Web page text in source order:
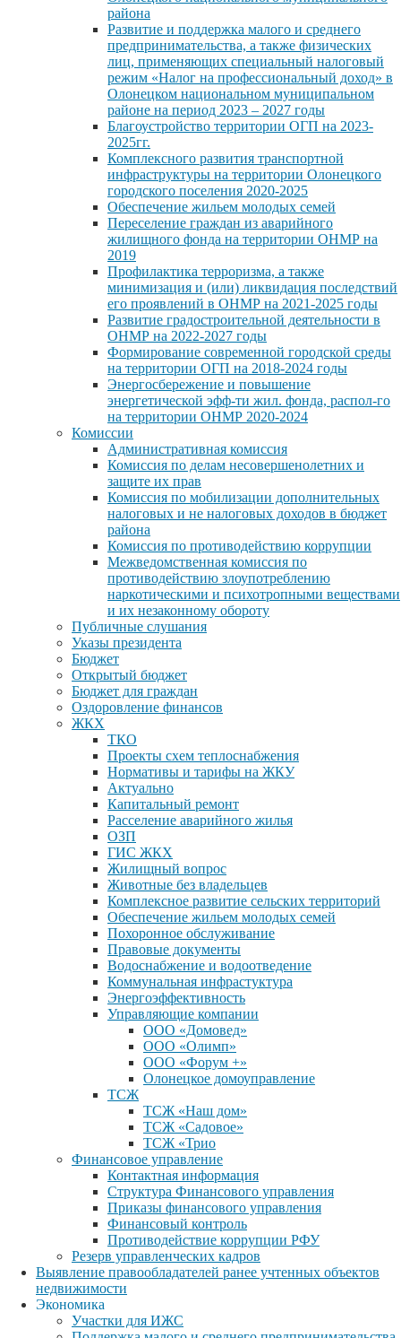
района
Развитие и поддержка малого и среднего
предпринимательства, а также физических
лиц, применяющих специальный налоговый
режим «Налог на профессиональный доход» в
Олонецком национальном муниципальном
районе на период 2023 – 2027 годы
Благоустройство территории ОГП на 2023-
2025гг.
Комплексного развития транспортной
инфраструктуры на территории Олонецкого
городского поселения 2020-2025
Обеспечение жильем молодых семей
Переселение граждан из аварийного
жилищного фонда на территории ОНМР на
2019
Профилактика терроризма, а также
минимизация и (или) ликвидация последствий
его проявлений в ОНМР на 2021-2025 годы
Развитие градостроительной деятельности в
ОНМР на 2022-2027 годы
Формирование современной городской среды
на территории ОГП на 2018-2024 годы
Энергосбережение и повышение
энергетической эфф-ти жил. фонда, распол-го
на территории ОНМР 2020-2024
Комиссии
Административная комиссия
Комиссия по делам несовершенолетних и
защите их прав
Комиссия по мобилизации дополнительных
налоговых и не налоговых доходов в бюджет
района
Комиссия по противодействию коррупции
Межведомственная комиссия по
противодействию злоупотреблению
наркотическими и психотропными веществами
и их незаконному обороту
Публичные слушания
Указы президента
Бюджет
Открытый бюджет
Бюджет для граждан
Оздоровление финансов
ЖКХ
ТКО
Проекты схем теплоснабжения
Нормативы и тарифы на ЖКУ
Актуально
Капитальный ремонт
Расселение аварийного жилья
ОЗП
ГИС ЖКХ
Жилищный вопрос
Животные без владельцев
Комплексное развитие сельских территорий
Обеспечение жильем молодых семей
Похоронное обслуживание
Правовые документы
Водоснабжение и водоотведение
Коммунальная инфрастуктура
Энергоэффективность
Управляющие компании
ООО «Домовед»
ООО «Олимп»
ООО «Форум +»
Олонецкое домоуправление
ТСЖ
ТСЖ «Наш дом»
ТСЖ «Садовое»
ТСЖ «Трио
Финансовое управление
Контактная информация
Структура Финансового управления
Приказы финансового управления
Финансовый контроль
Противодействие коррупции РФУ
Резерв управленческих кадров
Выявление правообладателей ранее учтенных объектов
недвижимости
Экономика
Участки для ИЖС